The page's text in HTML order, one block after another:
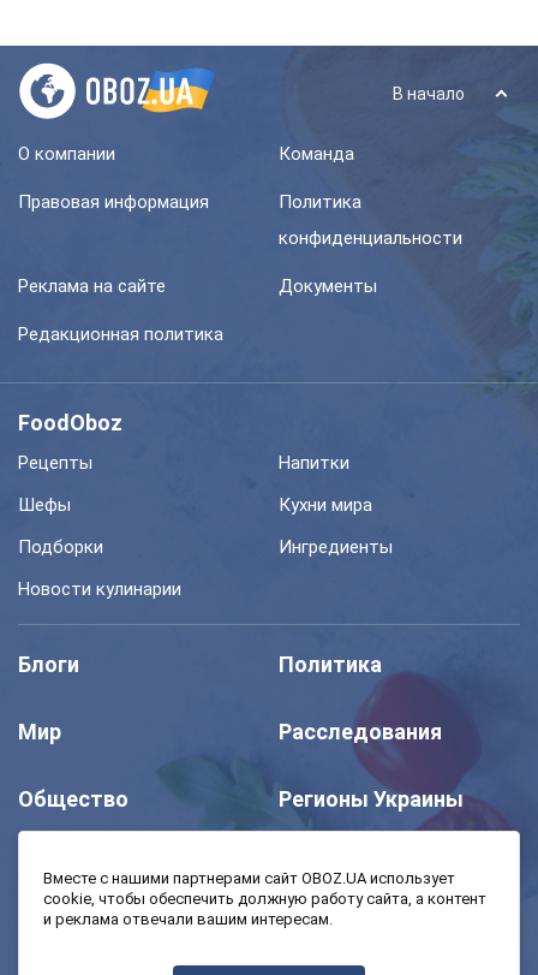
В начало
О компании Команда
Правовая информация
Политика
конфиденциальности
Реклама на сайте Документы
Редакционная политика
FoodOboz
Рецепты
Напитки
Шефы
Кухни мира
Подборки
Ингредиенты
Новости кулинарии
Блоги Политика
Мир Расследования
Общество Регионы Украины
Шоу Спорт
Моя школа Авто
Вместе с нашими партнерами сайт OBOZ.UA использует
cookie, чтобы обеспечить должную работу сайта, а контент
и реклама отвечали вашим интересам.